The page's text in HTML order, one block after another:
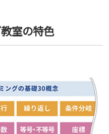
室の特色